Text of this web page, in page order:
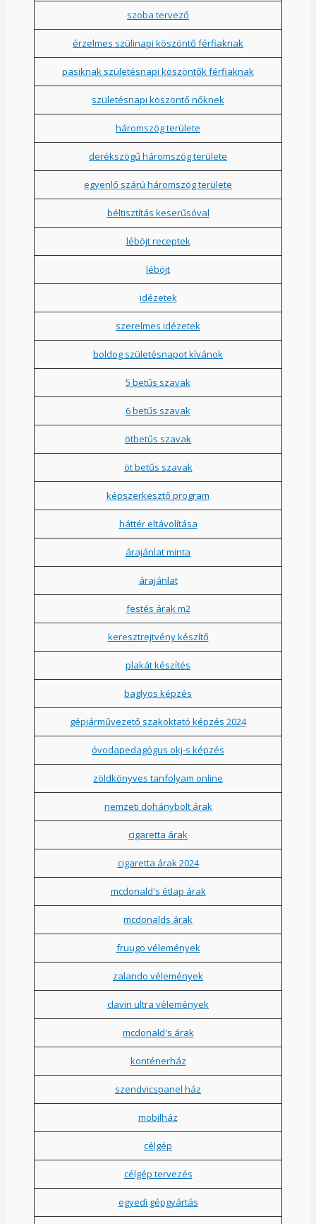
szoba tervező
érzelmes szülinapi köszöntő férfiaknak
pasiknak születésnapi köszöntők férfiaknak
születésnapi köszöntő nőknek
háromszög területe
derékszögű háromszög területe
egyenlő szárú háromszög területe
béltisztítás keserűsóval
léböjt receptek
léböjt
idézetek
szerelmes idézetek
boldog születésnapot kívánok
5 betűs szavak
6 betűs szavak
ötbetűs szavak
öt betűs szavak
képszerkesztő program
háttér eltávolítása
árajánlat minta
árajánlat
festés árak m2
keresztrejtvény készítő
plakát készítés
baglyos képzés
gépjárművezető szakoktató képzés 2024
óvodapedagógus okj-s képzés
zöldkönyves tanfolyam online
nemzeti dohánybolt árak
cigaretta árak
cigaretta árak 2024
mcdonald's étlap árak
mcdonalds árak
fruugo vélemények
zalando vélemények
clavin ultra vélemények
mcdonald's árak
konténerház
szendvicspanel ház
mobilház
célgép
célgép tervezés
egyedi gépgyártás